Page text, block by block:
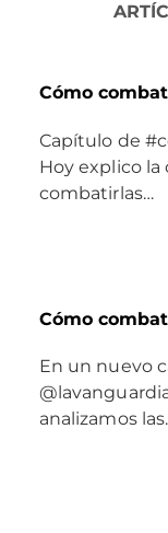
Cómo
Capítulo de
Hoy explico la
combatirlas…
Cómo
En un nuevo
analizamos